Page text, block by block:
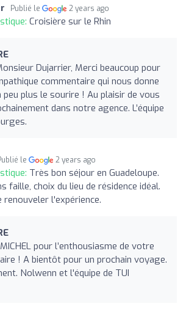
Publié le 2 years ago
Croisière sur le Rhin
Dujarrier, Merci beaucoup pour
commentaire qui nous donne
peu plus le sourire ! Au plaisir de vous
dans notre agence. L’équipe
le 2 years ago
Très bon séjour en Guadeloupe.
faille, choix du lieu de résidence idéal.
l'expérience.
pour l’enthousiasme de votre
! A bientôt pour un prochain voyage.
Nolwenn et l'équipe de TUI